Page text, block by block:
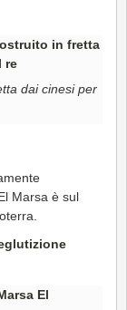
dai cinesi per
Marsa è sul